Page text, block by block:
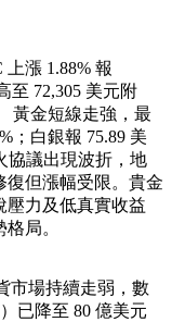
漲 ​​1.88% 報
至 72,305 美元附
黃金短線走強，最
；白銀報 75.89 美
協議出現波折，地
復但漲幅受限。貴金
壓力及低真實收益
局。
市場持續走弱，數
已降至 80 億美元